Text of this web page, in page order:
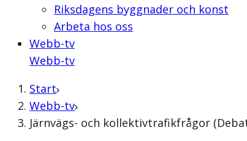
Riksdagens byggnader och konst
Arbeta hos oss
Webb-tv
Webb-tv
Start
Webb-tv
Järnvägs- och kollektivtrafikfrågor